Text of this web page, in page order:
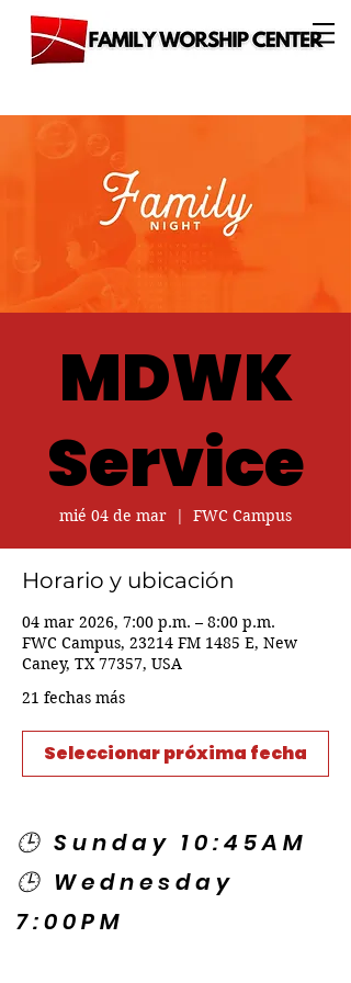
MDWK
Service
mié 04 de mar
  |
FWC Campus
Horario y ubicación
04 mar 2026, 7:00 p.m. – 8:00 p.m.
FWC Campus, 23214 FM 1485 E, New
Caney, TX 77357, USA
21 fechas más
Seleccionar próxima fecha
🕒 Sunday 10:45AM
🕒 Wednesday
7:00PM